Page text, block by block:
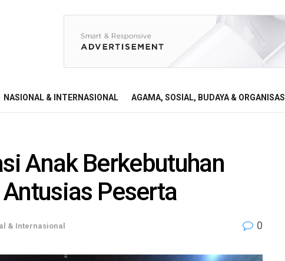
NASIONAL & INTERNASIONAL AGAMA, SOSIAL, BUDAYA & ORGANISASI
Anak Berkebutuhan
Peserta
& Internasional 0